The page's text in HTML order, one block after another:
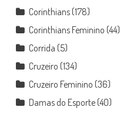
Corinthians(178)
Corinthians Feminino (44)
Corrida (5)
Cruzeiro (134)
Cruzeiro Feminino (36)
Damas do Esporte(40)